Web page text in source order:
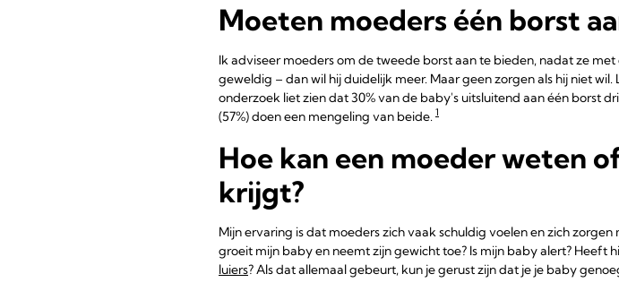
Moeten moeders één borst
Ik adviseer moeders om de tweede borst aan te bieden, nadat ze
geweldig – dan wil hij duidelijk meer. Maar geen zorgen als hij niet
onderzoek liet zien dat 30% van de baby's uitsluitend aan één borst
(57%) doen een mengeling van beide. 1
Hoe kan een moeder weten
krijgt?
Mijn ervaring is dat moeders zich vaak schuldig voelen en zich
groeit mijn baby en neemt zijn gewicht toe? Is mijn baby alert? Heeft
luiers? Als dat allemaal gebeurt, kun je gerust zijn dat je je baby